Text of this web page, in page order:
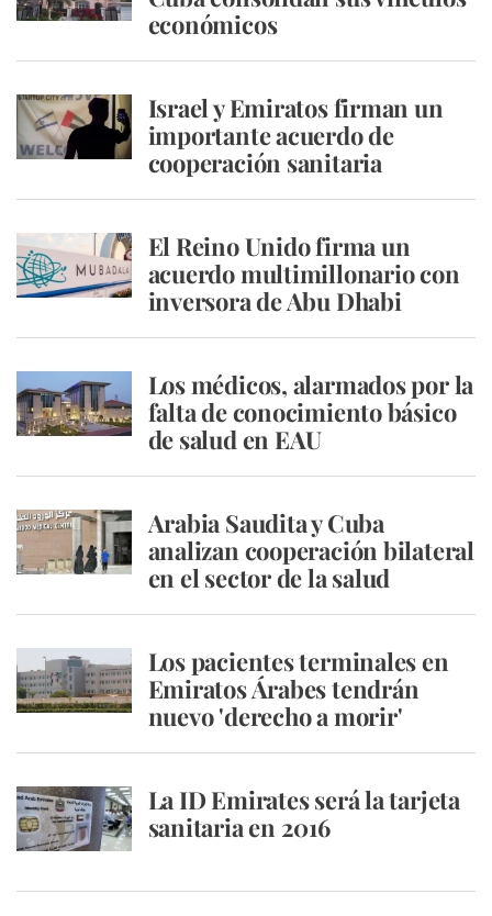
económicos
Israel y Emiratos firman un
importante acuerdo de
cooperación sanitaria
El Reino Unido firma un
acuerdo multimillonario con
inversora de Abu Dhabi
Los médicos, alarmados por la
falta de conocimiento básico
de salud en EAU
Arabia Saudita y Cuba
analizan cooperación bilateral
en el sector de la salud
Los pacientes terminales en
Emiratos Árabes tendrán
nuevo 'derecho a morir'
La ID Emirates será la tarjeta
sanitaria en 2016